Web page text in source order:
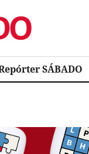
SÁBADO